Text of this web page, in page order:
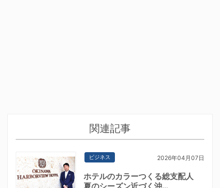
関連記事
ビジネス 2026年04月07日
ホテルのカラーつくる総支配人
夏のシーズン近づく沖…